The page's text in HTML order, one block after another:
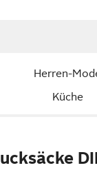
Herren-
Küche